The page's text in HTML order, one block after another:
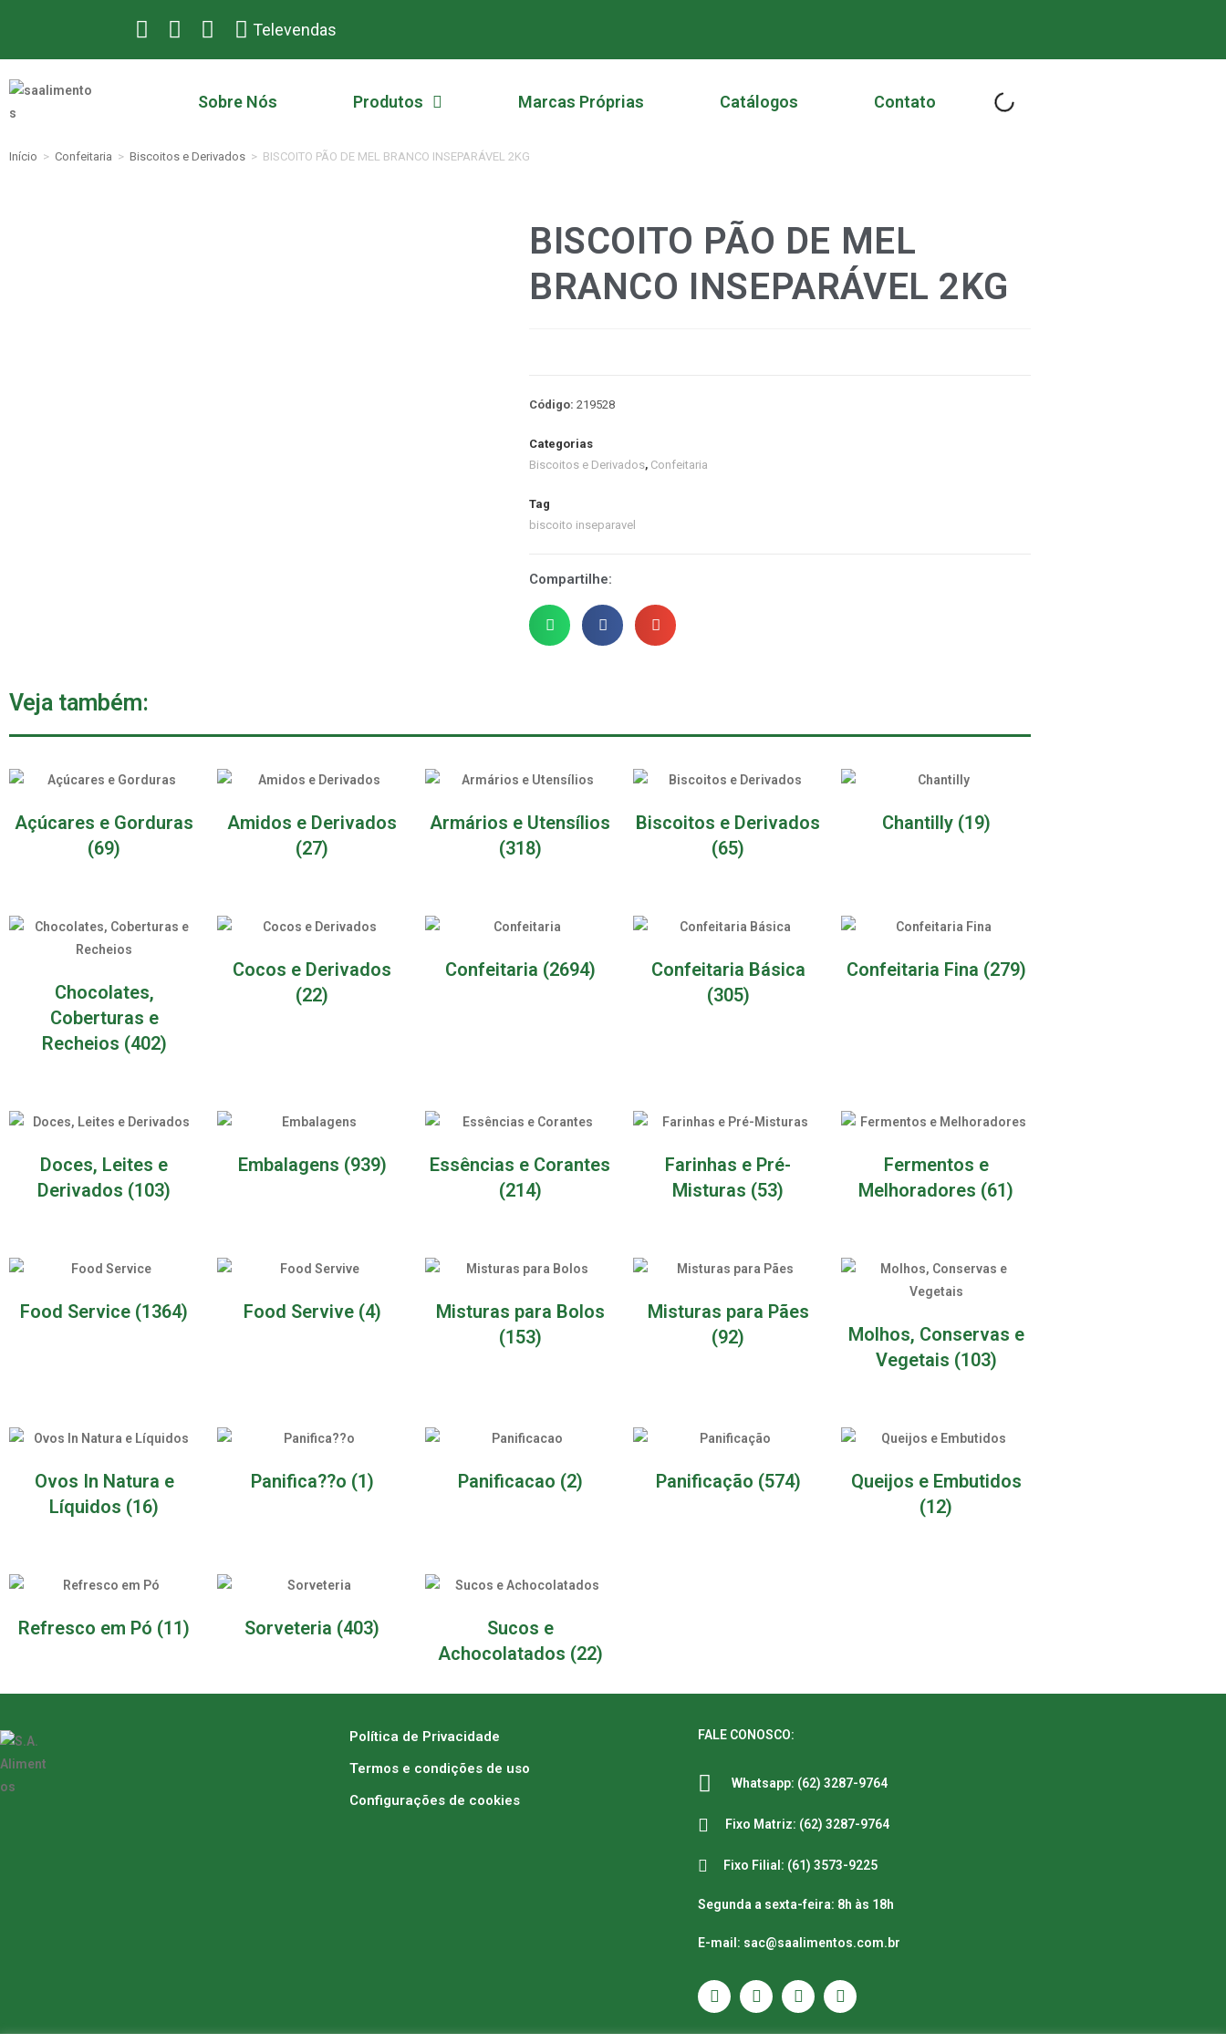
Televendas
Sobre Nós Produtos Marcas Próprias Catálogos Contato
Início > Confeitaria > Biscoitos e Derivados > BISCOITO PÃO DE MEL BRANCO INSEPARÁVEL 2KG
BISCOITO PÃO DE MEL
BRANCO INSEPARÁVEL 2KG
Código: 219528
Categorias
Biscoitos e Derivados, Confeitaria
Tag
biscoito inseparavel
Compartilhe:
Veja também:
Açúcares e Gorduras
(69)
Amidos e Derivados
(27)
Armários e Utensílios
(318)
Biscoitos e Derivados
(65)
Chantilly (19)
Chocolates,
Coberturas e
Recheios (402)
Cocos e Derivados
(22)
Confeitaria (2694)
Confeitaria Básica
(305)
Confeitaria Fina (279)
Doces, Leites e
Derivados (103)
Embalagens (939)
Essências e Corantes
(214)
Farinhas e Pré-
Misturas (53)
Fermentos e
Melhoradores (61)
Food Service (1364) Food Servive (4)
Misturas para Bolos
(153)
Misturas para Pães
(92)
Molhos, Conservas e
Vegetais (103)
Ovos In Natura e
Líquidos (16)
Panifica??o (1) Panificacao (2) Panificação (574)
Queijos e Embutidos
(12)
Refresco em Pó (11) Sorveteria (403)
Sucos e
Achocolatados (22)
Política de Privacidade
Termos e condições de uso
Configurações de cookies
FALE CONOSCO:
Whatsapp: (62) 3287-9764
Fixo Matriz: (62) 3287-9764
Fixo Filial: (61) 3573-9225
Segunda a sexta-feira: 8h às 18h
E-mail: sac@saalimentos.com.br